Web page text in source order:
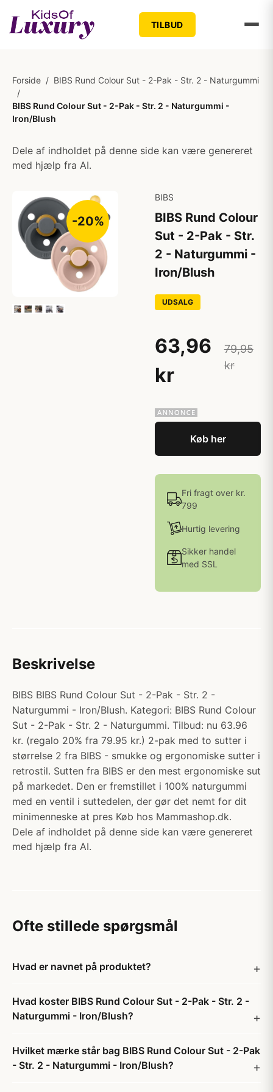
TILBUD
Forside / BIBS Rund Colour Sut - 2-Pak - Str. 2 - Naturgummi
/
BIBS Rund Colour Sut - 2-Pak - Str. 2 - Naturgummi -
Iron/Blush
Dele af indholdet på denne side kan være genereret
med hjælp fra AI.
-20%
BIBS
BIBS Rund Colour
Sut - 2-Pak - Str.
2 - Naturgummi -
Iron/Blush
UDSALG
63,96
kr
79,95
kr
Køb her
Fri fragt over kr.
799
Hurtig levering
Sikker handel
med SSL
Beskrivelse
BIBS BIBS Rund Colour Sut - 2-Pak - Str. 2 -
Naturgummi - Iron/Blush. Kategori: BIBS Rund Colour
Sut - 2-Pak - Str. 2 - Naturgummi. Tilbud: nu 63.96
kr. (regalo 20% fra 79.95 kr.) 2-pak med to sutter i
størrelse 2 fra BIBS - smukke og ergonomiske sutter i
retrostil. Sutten fra BIBS er den mest ergonomiske sut
på markedet. Den er fremstillet i 100% naturgummi
med en ventil i suttedelen, der gør det nemt for dit
minimenneske at pres Køb hos Mammashop.dk.
Dele af indholdet på denne side kan være genereret
med hjælp fra AI.
Ofte stillede spørgsmål
Hvad er navnet på produktet?
Hvad koster BIBS Rund Colour Sut - 2-Pak - Str. 2 -
Naturgummi - Iron/Blush?
Hvilket mærke står bag BIBS Rund Colour Sut - 2-Pak
- Str. 2 - Naturgummi - Iron/Blush?